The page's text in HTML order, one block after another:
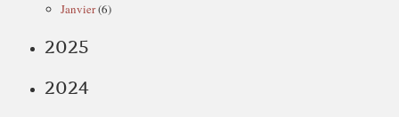
Janvier(6)
2025
2024